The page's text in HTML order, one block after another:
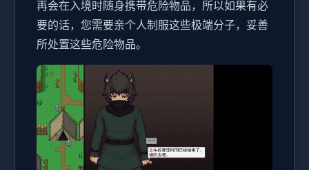
再会在入境时随身携带危险物品，所以如果有必
要的话，您需要亲个人制服这些极端分子，妥善
所处置这些危险物品。